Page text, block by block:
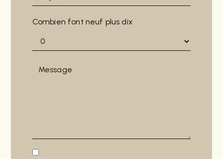
Combien font neuf plus dix